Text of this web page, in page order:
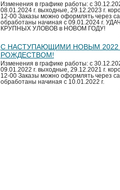
Изменения в графике работы: с
08.01.2024 г. выходные, 29.12.2023 г.
12-00 Заказы можно оформлять через
обработаны начиная с 09.01.2024 г.
КРУПНЫХ УЛОВОВ в НОВОМ ГОДУ!
С НАСТУПАЮЩИМИ НОВЫМ 2022
РОЖДЕСТВОМ!
Изменения в графике работы: с
09.01.2022 г. выходные, 29.12.2021 г.
12-00 Заказы можно оформлять через
обработаны начиная с 10.01.2022 г.